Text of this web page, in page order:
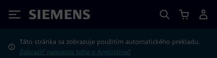
Siemens
Táto stránka sa zobrazuje použitím automatického prekladu.
Zobraziť namiesto toho v Angličtine?